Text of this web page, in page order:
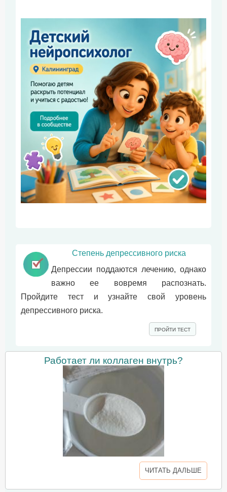
Степень депрессивного риска
Депрессии поддаются лечению, однако
важно ее вовремя распознать.
Пройдите тест и узнайте свой уровень
депрессивного риска.
ПРОЙТИ ТЕСТ
Работает ли коллаген внутрь?
ЧИТАТЬ ДАЛЬШЕ